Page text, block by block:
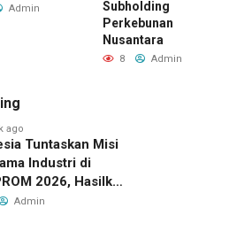
Admin
Subholding
Perkebunan
Nusantara
8 Admin
ago
Tuntaskan Misi
Industri di
2026, Hasilkan
Kerja Sama
Admin